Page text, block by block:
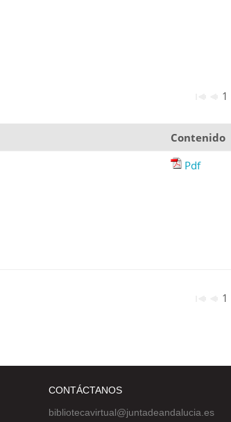
1
Contenido
Pdf
1
CONTÁCTANOS
bibliotecavirtual@juntadeandalucia.es